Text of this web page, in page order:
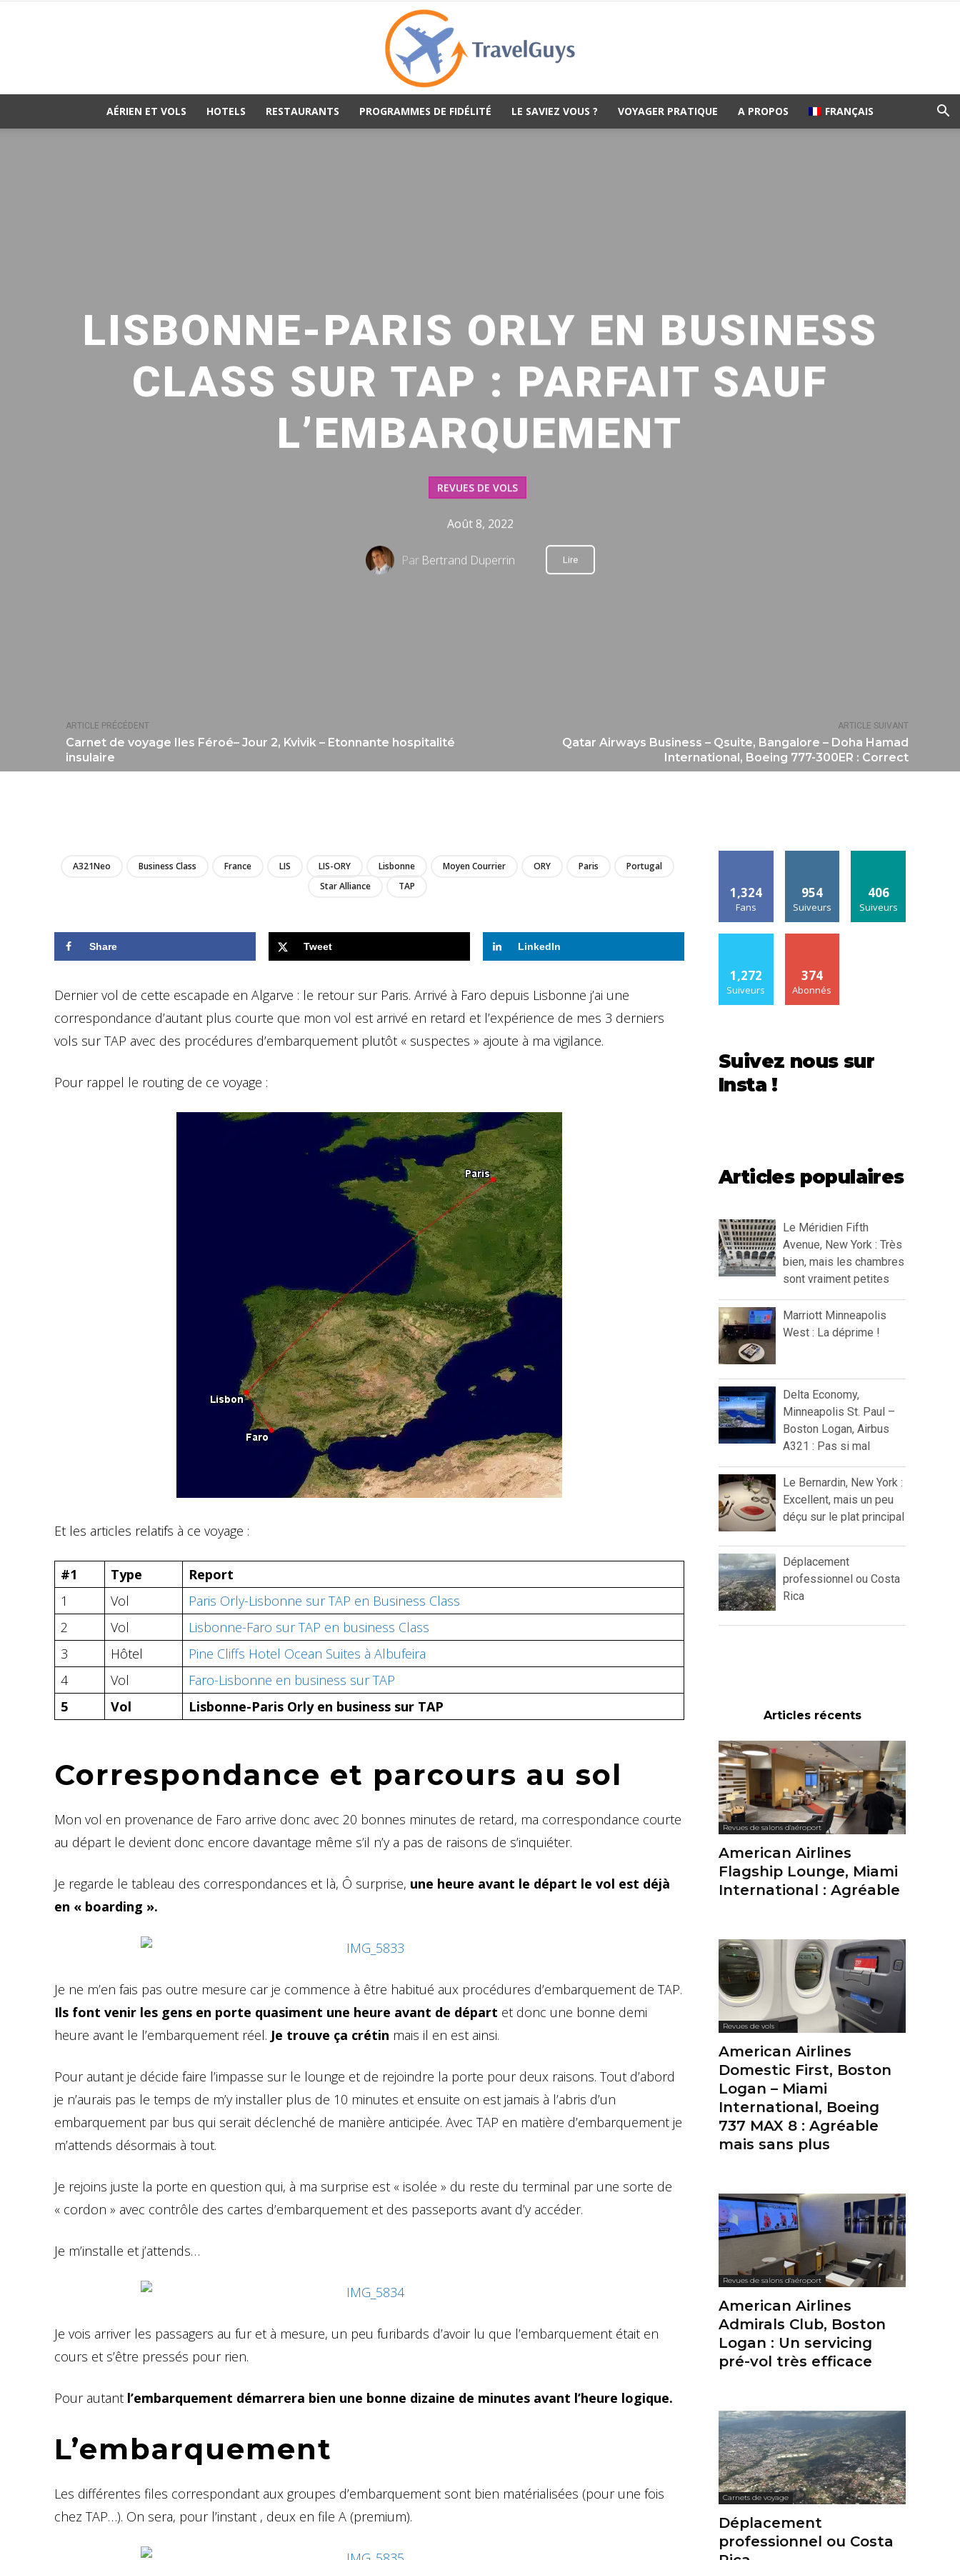
AÉRIEN ET VOLS HOTELS RESTAURANTS PROGRAMMES DE FIDÉLITÉ LE SAVIEZ VOUS ? VOYAGER PRATIQUE A PROPOS FRANÇAIS
ARTICLE PRÉCÉDENT
Carnet de voyage Iles Féroé– Jour 2, Kvivik – Etonnante hospitalité
insulaire
ARTICLE SUIVANT
Qatar Airways Business – Qsuite, Bangalore – Doha Hamad
International, Boeing 777-300ER : Correct
LISBONNE-PARIS ORLY EN BUSINESS
CLASS SUR TAP : PARFAIT SAUF
L’EMBARQUEMENT
REVUES DE VOLS
Août 8, 2022
Par Bertrand Duperrin Lire
A321Neo Business Class France LIS LIS-ORY Lisbonne Moyen Courrier ORY Paris
Portugal
Star Alliance
TAP
Share Tweet LinkedIn
Dernier vol de cette escapade en Algarve : le retour sur Paris. Arrivé à Faro depuis Lisbonne j’ai une
correspondance d’autant plus courte que mon vol est arrivé en retard et l’expérience de mes 3 derniers
vols sur TAP avec des procédures d’embarquement plutôt « suspectes » ajoute à ma vigilance.
Pour rappel le routing de ce voyage :
Et les articles relatifs à ce voyage :
#1 Type
Report
1
Vol
Paris Orly-Lisbonne sur TAP en Business Class
2
Vol
Lisbonne-Faro sur TAP en business Class
3
Hôtel
Pine Cliffs Hotel Ocean Suites à Albufeira
4
Vol
Faro-Lisbonne en business sur TAP
5
Vol Lisbonne-Paris Orly en business sur TAP
Correspondance et parcours au sol
Mon vol en provenance de Faro arrive donc avec 20 bonnes minutes de retard, ma correspondance courte
au départ le devient donc encore davantage même s’il n’y a pas de raisons de s’inquiéter.
Je regarde le tableau des correspondances et là, Ô surprise, une heure avant le départ le vol est déjà
en « boarding ».
Je ne m’en fais pas outre mesure car je commence à être habitué aux procédures d’embarquement de TAP.
Ils font venir les gens en porte quasiment une heure avant de départ et donc une bonne demi
heure avant le l’embarquement réel. Je trouve ça crétin mais il en est ainsi.
Pour autant je décide faire l’impasse sur le lounge et de rejoindre la porte pour deux raisons. Tout d’abord
je n’aurais pas le temps de m’y installer plus de 10 minutes et ensuite on est jamais à l’abris d’un
embarquement par bus qui serait déclenché de manière anticipée. Avec TAP en matière d’embarquement je
m’attends désormais à tout.
Je rejoins juste la porte en question qui, à ma surprise est « isolée » du reste du terminal par une sorte de
« cordon » avec contrôle des cartes d’embarquement et des passeports avant d’y accéder.
Je m’installe et j’attends…
Je vois arriver les passagers au fur et à mesure, un peu furibards d’avoir lu que l’embarquement était en
cours et s’être pressés pour rien.
Pour autant l’embarquement démarrera bien une bonne dizaine de minutes avant l’heure logique.
L’embarquement
Les différentes files correspondant aux groupes d’embarquement sont bien matérialisées (pour une fois
chez TAP…). On sera, pour l’instant , deux en file A (premium).
1,324
Fans
954
Suiveurs
406
Suiveurs
1,272
Suiveurs
374
Abonnés
Suivez nous sur
Insta !
Articles populaires
Le Méridien Fifth
Avenue, New York : Très
bien, mais les chambres
sont vraiment petites
Marriott Minneapolis
West : La déprime !
Delta Economy,
Minneapolis St. Paul –
Boston Logan, Airbus
A321 : Pas si mal
Le Bernardin, New York :
Excellent, mais un peu
déçu sur le plat principal
Déplacement
professionnel ou Costa
Rica
Articles récents
Revues de salons d'aéroport
American Airlines
Flagship Lounge, Miami
International : Agréable
Revues de vols
American Airlines
Domestic First, Boston
Logan – Miami
International, Boeing
737 MAX 8 : Agréable
mais sans plus
Revues de salons d'aéroport
American Airlines
Admirals Club, Boston
Logan : Un servicing
pré-vol très efficace
Carnets de voyage
Déplacement
professionnel ou Costa